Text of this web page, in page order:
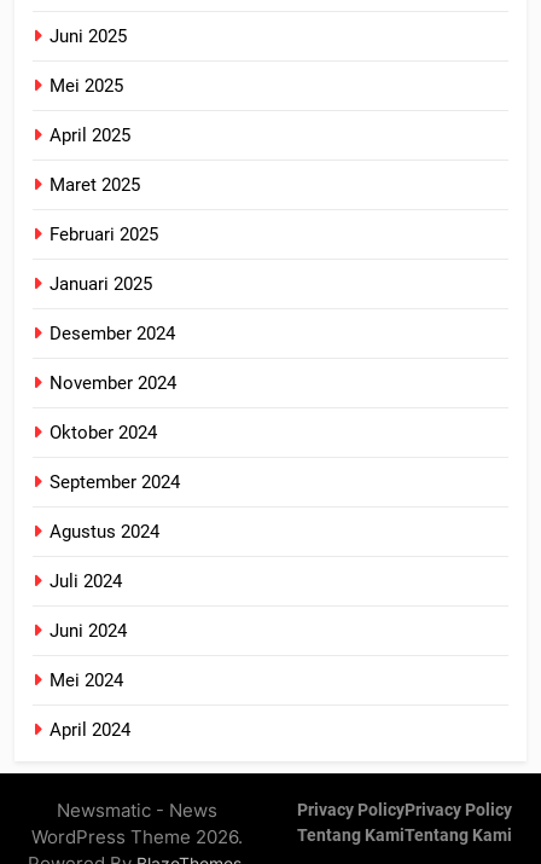
Juni 2025
Mei 2025
April 2025
Maret 2025
Februari 2025
Januari 2025
Desember 2024
November 2024
Oktober 2024
September 2024
Agustus 2024
Juli 2024
Juni 2024
Mei 2024
April 2024
Newsmatic - News
WordPress Theme 2026.
Privacy PolicyPrivacy Policy
Tentang KamiTentang Kami